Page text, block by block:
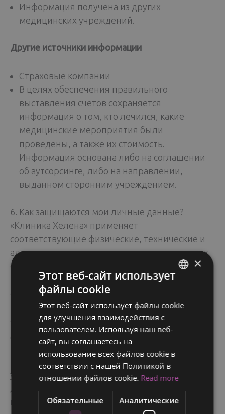
Информация получена из других
медицинских учреждений.
Другие источники информации
Страховые компании
В целях обеспечения правильного
выставления счетов сохраняется
информация о том, кто лечился, какие
медицинские мероприятия были
проведены, а также их стоимость.
Информация основана либо на соглашении
об аутсорсинге, либо на направлении,
выданном сторонним учреждением.
6. Как защищаются мои личные данные?
«Клиника Хелена» применяет
соответствующие физические, технические и
административные меры для защиты данных
от неправомерного использования. Эти меры
включают, среди прочего, контроль и
фильтрацию сетевого трафика, использование
методов шифрования и безопасных центров
обработки данных, соответствующий контроль
доступа, контролируемое предоставление
прав доступа и надзор за их использованием,
предоставление инструкций персоналу,
участвующему в обработке персональных
планированием, реализацией и оказанием
FINNISH
RUSSIAN
SWEDISH
×
Этот веб-сайт использует
файлы cookie
Этот веб-сайт использует файлы cookie
для улучшения взаимодействия с
пользователем. Используя наш веб-
сайт, вы соглашаетесь на
использование всех файлов cookie в
соответствии с нашей Политикой в ​​
отношении файлов cookie. Read more
Обязательные Аналитические